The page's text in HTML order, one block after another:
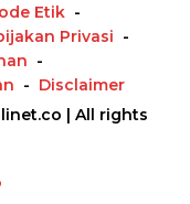
Etik
Privasi
Disclaimer
| All rights